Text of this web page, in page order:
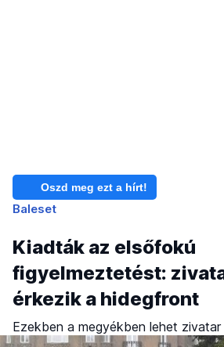
Oszd meg ezt a hírt!
Baleset
Kiadták az elsőfokú
figyelmeztetést:
érkezik a hidegfront
Ezekben a megyékben lehet